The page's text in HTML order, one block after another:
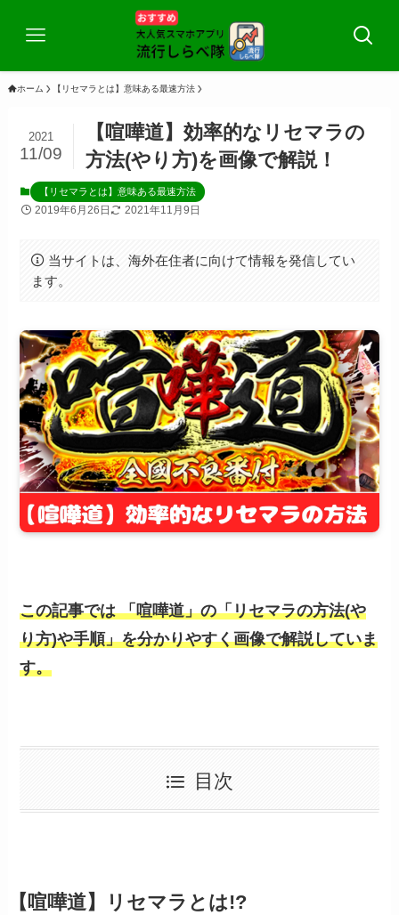
ホーム 【リセマラとは】意味ある最速方法
【喧嘩道】効率的なリセマラの
方法(やり方)を画像で解説！
2021
11/09
【リセマラとは】意味ある最速方法
2019年6月26日 2021年11月9日
当サイトは、海外在住者に向けて情報を発信してい
ます。
この記事では「喧嘩道」の「リセマラの方法(や
り方)や手順」を分かりやすく画像で解説していま
す。
目次
【喧嘩道】リセマラとは!?